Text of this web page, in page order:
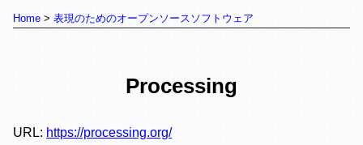
Home 表現のためのオープンソースソフトウェア
Processing
URL: https://processing.org/